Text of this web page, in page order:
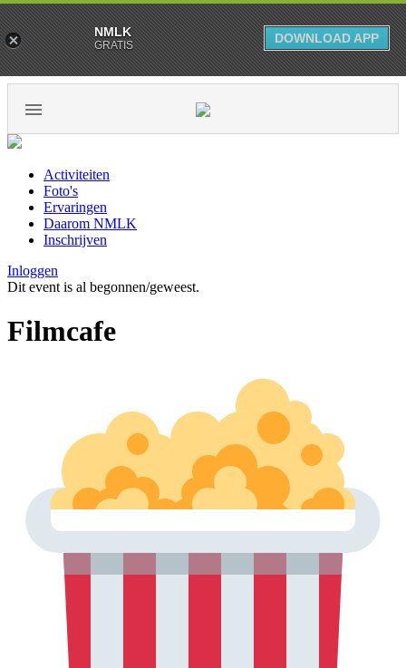
Activiteiten
Foto's
Ervaringen
Daarom NMLK
Inschrijven
Inloggen
Dit event is al begonnen/geweest.
Filmcafe
NMLK
GRATIS DOWNLOAD APP